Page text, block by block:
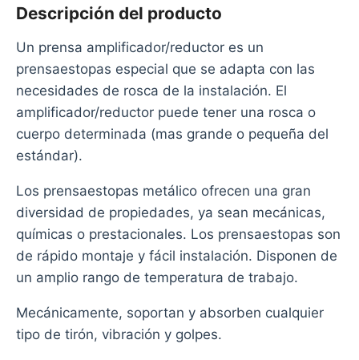
Descripción del producto
Un prensa amplificador/reductor es un
prensaestopas especial que se adapta con las
necesidades de rosca de la instalación. El
amplificador/reductor puede tener una rosca o
cuerpo determinada (mas grande o pequeña del
estándar).
Los prensaestopas metálico ofrecen una gran
diversidad de propiedades, ya sean mecánicas,
químicas o prestacionales. Los prensaestopas son
de rápido montaje y fácil instalación. Disponen de
un amplio rango de temperatura de trabajo.
Mecánicamente, soportan y absorben cualquier
tipo de tirón, vibración y golpes.